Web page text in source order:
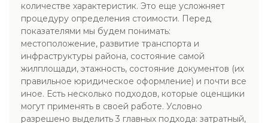
количестве характеристик. Это еще усложняет
процедуру определения стоимости. Перед
показателями мы будем понимать:
местоположение, развитие транспорта и
инфраструктуры района, состояние самой
жилплощади, этажность, состояние документов (их
правильное юридическое оформление) и почти все
иное. Есть несколько подходов, которые оценщики
могут применять в своей работе. Условно
разрешено выделить 3 главных подхода: затратный,